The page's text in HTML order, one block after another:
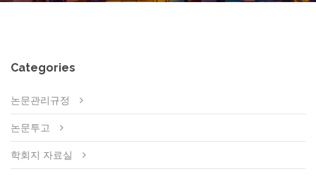
Categories
논문관리규정
논문투고
학회지 자료실